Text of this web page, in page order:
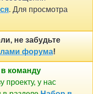
. Для просмотра
не забудьте
форума!
команду
проекту, у нас